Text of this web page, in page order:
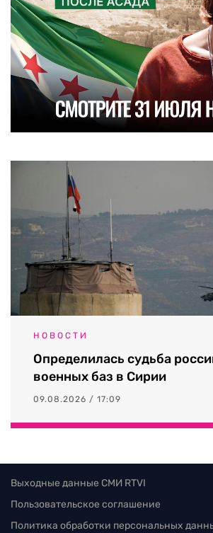
НОВОСТИ
Определилась судьба
военных баз в Сирии
09.08.2026 / 17:09
Выходные данные СМИ RTVI
Пользовательское соглашение
Политика обработки персональных